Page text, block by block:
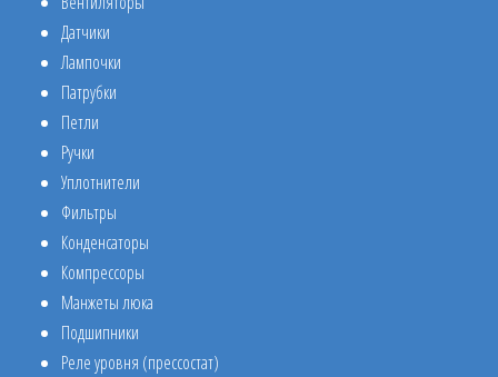
Датчики
Лампочки
Патрубки
Петли
Ручки
Уплотнители
Фильтры
Конденсаторы
Компрессоры
Манжеты люка
Подшипники
Реле уровня (прессостат)